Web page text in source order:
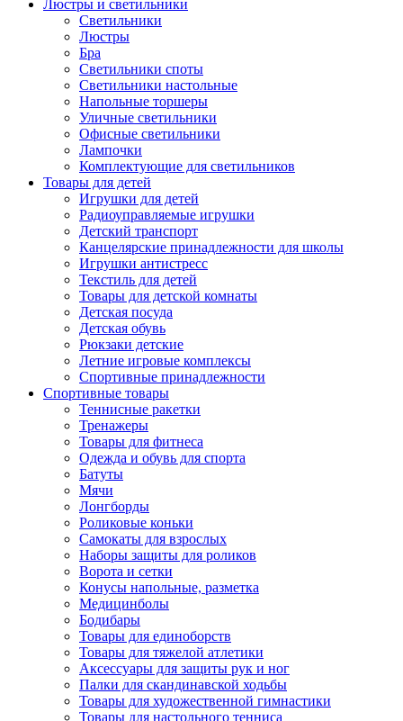
Люстры и светильники
Светильники
Люстры
Бра
Светильники споты
Светильники настольные
Напольные торшеры
Уличные светильники
Офисные светильники
Лампочки
Комплектующие для светильников
Товары для детей
Игрушки для детей
Радиоуправляемые игрушки
Детский транспорт
Канцелярские принадлежности для школы
Игрушки антистресс
Текстиль для детей
Товары для детской комнаты
Детская посуда
Детская обувь
Рюкзаки детские
Летние игровые комплексы
Спортивные принадлежности
Спортивные товары
Теннисные ракетки
Тренажеры
Товары для фитнеса
Одежда и обувь для спорта
Батуты
Мячи
Лонгборды
Роликовые коньки
Самокаты для взрослых
Наборы защиты для роликов
Ворота и сетки
Конусы напольные, разметка
Медицинболы
Бодибары
Товары для единоборств
Товары для тяжелой атлетики
Аксессуары для защиты рук и ног
Палки для скандинавской ходьбы
Товары для художественной гимнастики
Товары для настольного тенниса